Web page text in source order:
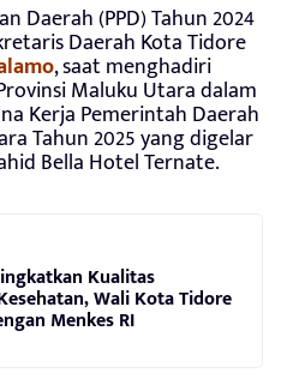
Daerah (PPD) Tahun 2024
Daerah Kota Tidore
, saat menghadiri
Maluku Utara dalam
Kerja Pemerintah Daerah
Tahun 2025 yang digelar
Bella Hotel Ternate.
Kualitas
Wali Kota Tidore
Menkes RI